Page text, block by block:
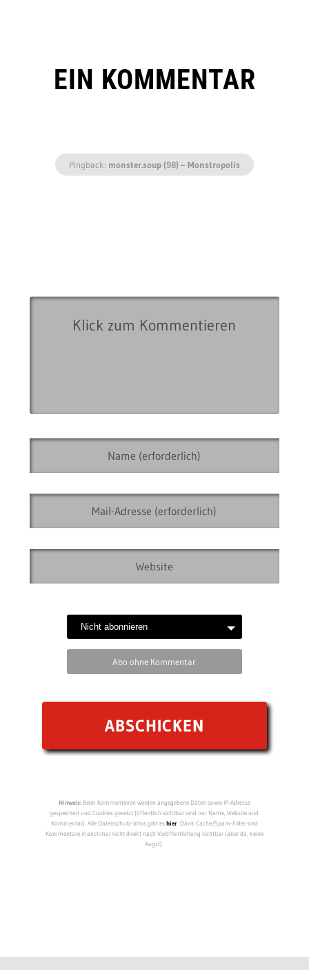
EIN KOMMENTAR
Pingback: monster.soup (98) – Monstropolis
Abo ohne Kommentar
Hinweis:Beim Kommentieren werden angegebene Daten sowie IP-Adresse
gespeichert und Cookies gesetzt (öffentlich sichtbar sind nur Name, Website und
Kommentar). Alle Datenschutz-Infos gibt eshier. Dank Cache/Spam-Filter sind
Kommentare manchmal nicht direkt nach Veröffentlichung sichtbar (aber da, keine
Angst).